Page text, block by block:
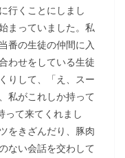
行くことにしまし
まっていました。私
番の生徒の仲間に入
わせをしている生徒
りして、「え、スー
私がこれしか持って
って来てくれまし
をきざんだり、豚肉
ない会話を交わして